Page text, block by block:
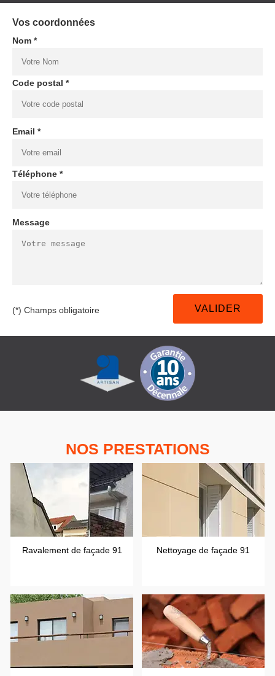
Vos coordonnées
Nom *
Code postal *
Email *
Téléphone *
Message
(*) Champs obligatoire
NOS PRESTATIONS
Ravalement de façade 91 Nettoyage de façade 91